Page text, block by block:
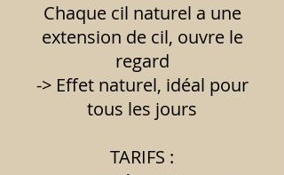
Chaque cil naturel a une
extension de cil, ouvre le
regard
-> Effet naturel, idéal pour
tous les jours
TARIFS :